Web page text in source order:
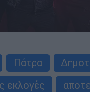
Πάτρα
εκλογές